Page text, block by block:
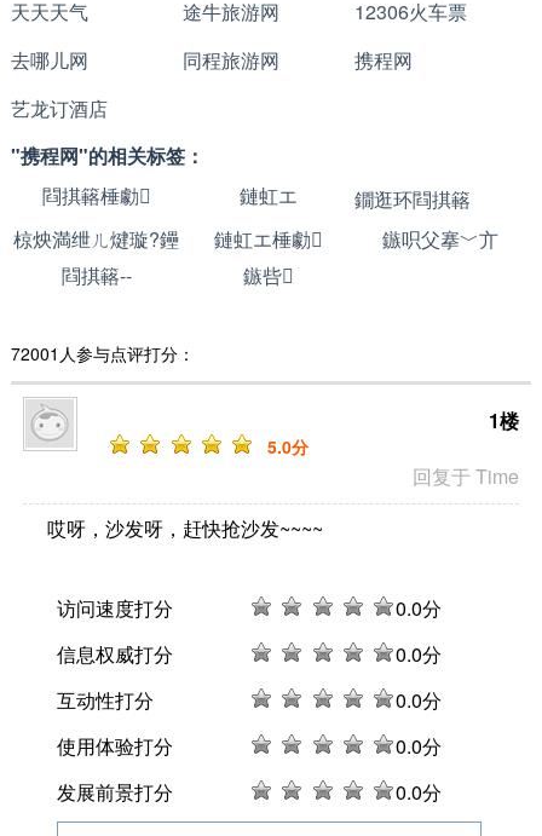
天天天气
途牛旅游网
12306火车票
去哪儿网
同程旅游网
携程网
艺龙订酒店
"携程网"的相关标签：
閰掑簵棰勮
鏈虹エ
鐗逛环閰掑簵
椋炴満绁ㄦ煡璇?鑸
彮鏌ヨ
鏈虹エ棰勮
鏃呮父搴﹀亣
閰掑簵--
鏃呰
72001人参与点评打分：
回复于 Time
1楼
5.0分
哎呀，沙发呀，赶快抢沙发~~~~
访问速度打分 0.0分
信息权威打分
0.0分
互动性打分
0.0分
使用体验打分
0.0分
发展前景打分
0.0分